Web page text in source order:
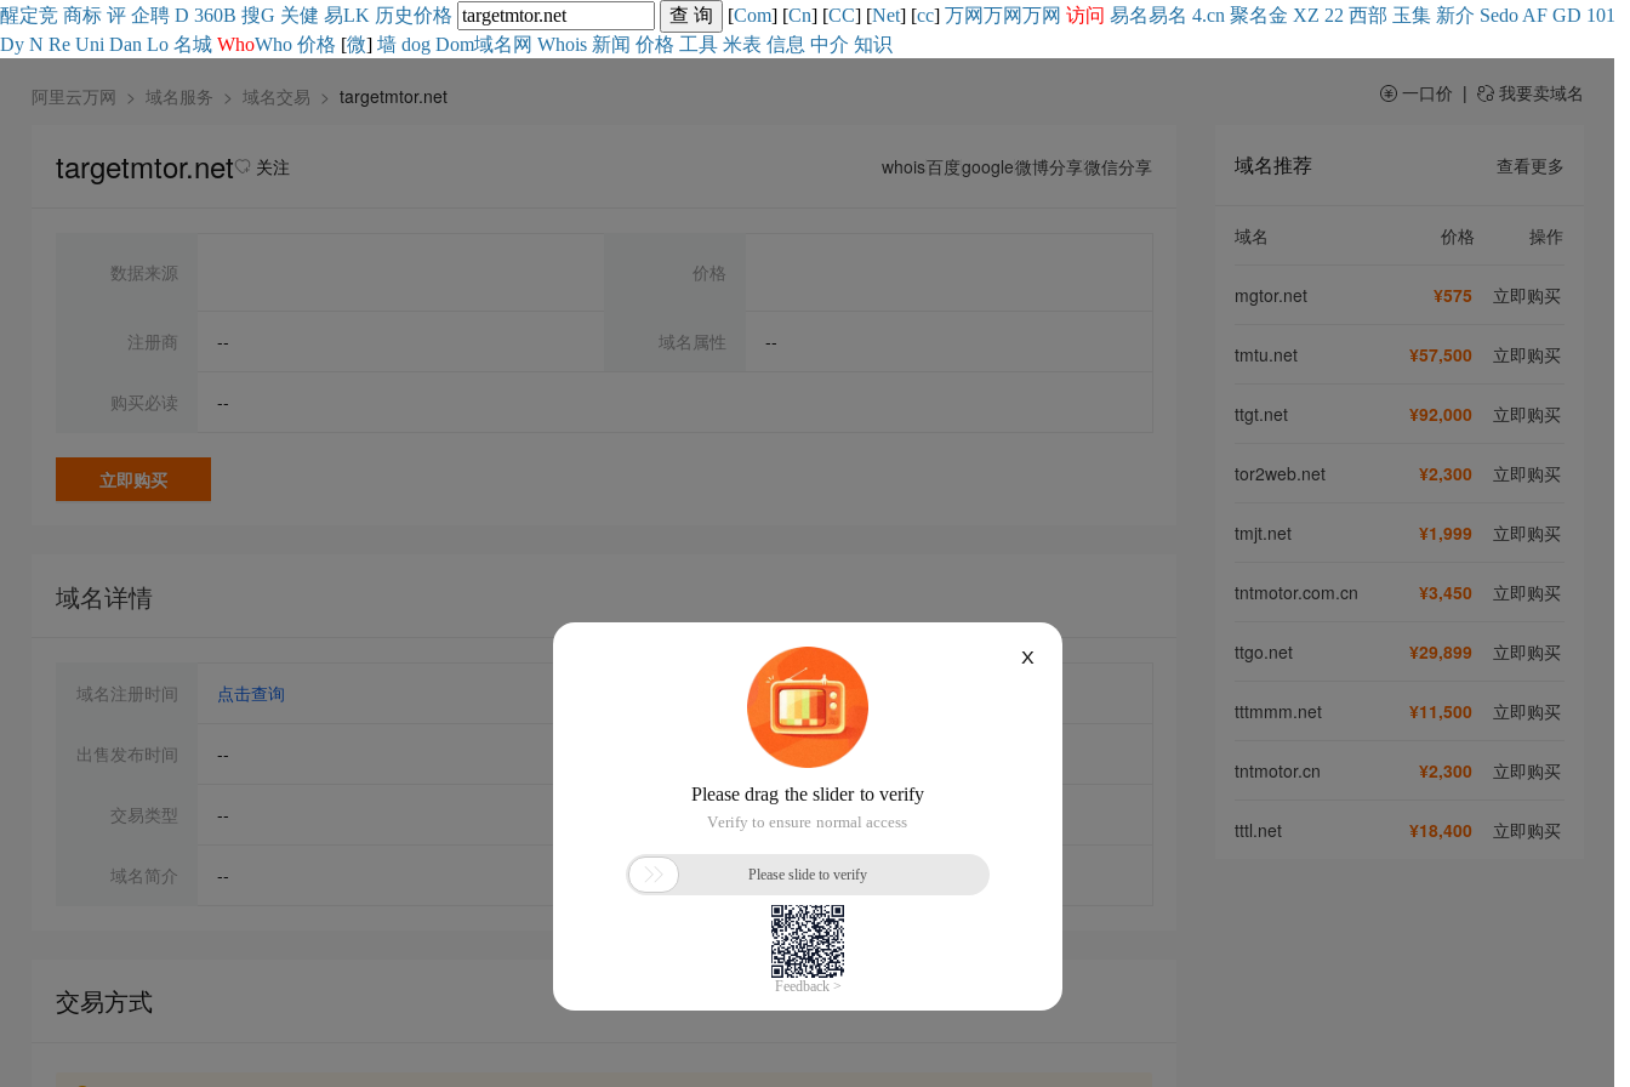
醒定竞 商标 评 企聘 D 360B 搜G 关健 易LK 历史价格 [Com] [Cn] [CC] [Net] [cc] 万网万网万网 访问 易名易名 4.cn 聚名金 XZ 22 西部 玉集 新介 Sedo AF GD 101
Dy N Re Uni Dan Lo 名城 WhoWho 价格 [微] 墙 dog Dom域名网 Whois 新闻 价格 工具 米表 信息 中介 知识